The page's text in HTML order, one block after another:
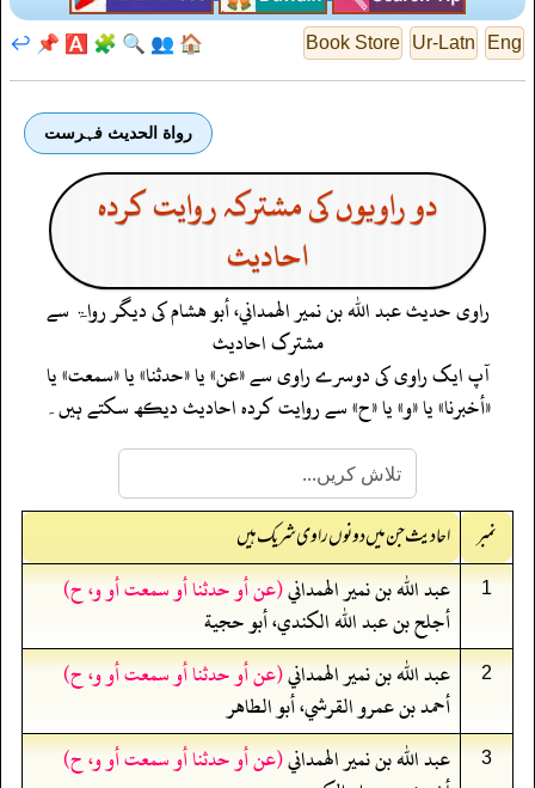
Eng
Ur-Latn
Book Store
🏠
👥
🔍
🧩
🅰️
📌
↩️
رواة الحديث فہرست
دو راویوں کی مشترکہ روایت کردہ
احادیث
راوی حدیثعبد الله بن نمير الهمداني، أبو هشامکی دیگر رواۃ سے
مشترک احادیث
آپ ایک راوی کی دوسرے راوی سے «عن» یا «حدثنا» یا «سمعت» یا
«أخبرنا» یا «و» یا «ح» سے روایت کردہ احادیث دیکھ سکتے ہیں۔
نمبر احادیث جن میں دونوں راوی شریک ہیں
1 عبد الله بن نمير الهمداني(عن أو حدثنا أو سمعت أو و، ح)
أجلح بن عبد الله الكندي، أبو حجية
2 عبد الله بن نمير الهمداني(عن أو حدثنا أو سمعت أو و، ح)
أحمد بن عمرو القرشي، أبو الطاهر
3 عبد الله بن نمير الهمداني(عن أو حدثنا أو سمعت أو و، ح)